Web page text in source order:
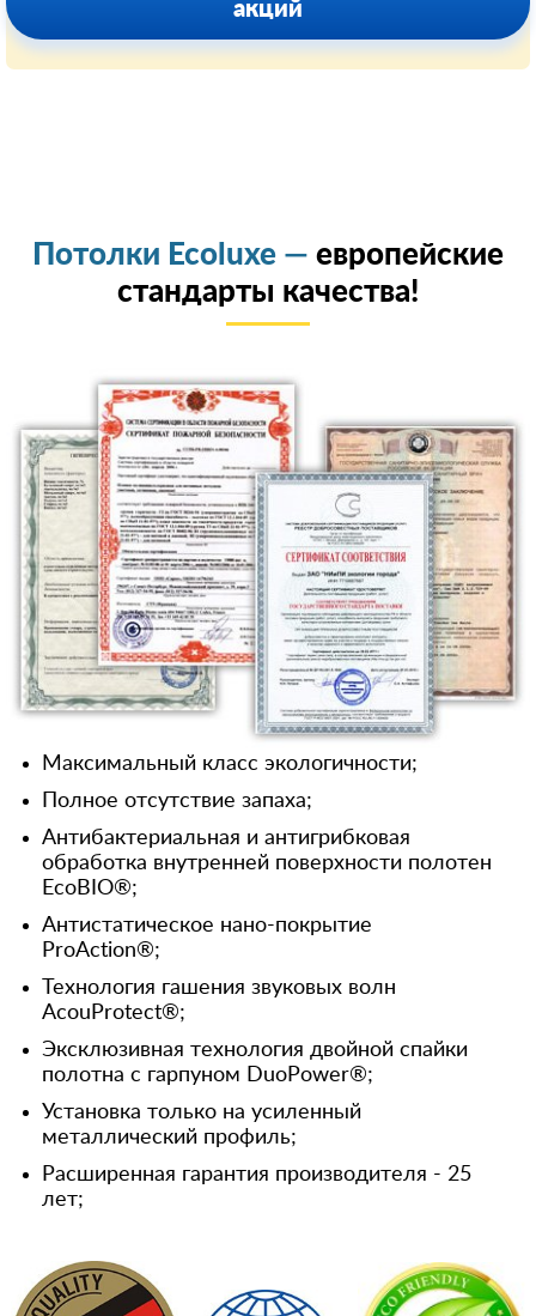
акций
Потолки Ecoluxe — европейские
стандарты качества!
Максимальный класс экологичности;
Полное отсутствие запаха;
Антибактериальная и антигрибковая
обработка внутренней поверхности полотен
EcoBIO®;
Антистатическое нано-покрытие
ProAction®;
Технология гашения звуковых волн
AcouProtect®;
Эксклюзивная технология двойной спайки
полотна с гарпуном DuoPower®;
Установка только на усиленный
металлический профиль;
Расширенная гарантия производителя - 25
лет;